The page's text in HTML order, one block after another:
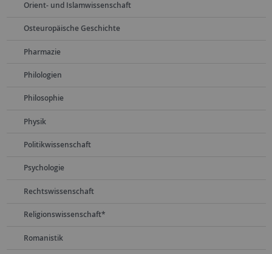
Orient- und Islamwissenschaft
Osteuropäische Geschichte
Pharmazie
Philologien
Philosophie
Physik
Politikwissenschaft
Psychologie
Rechtswissenschaft
Religionswissenschaft*
Romanistik